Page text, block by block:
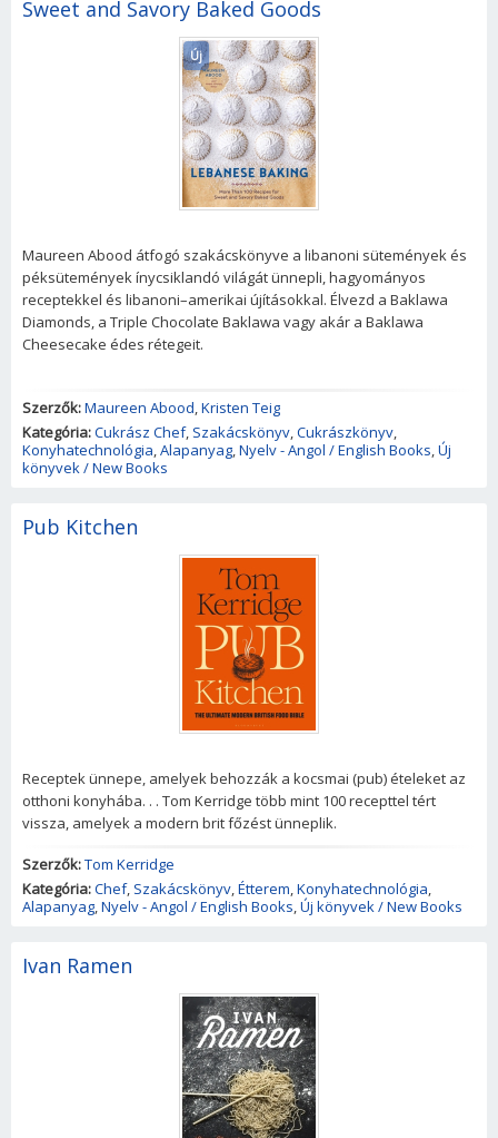
Sweet and Savory Baked Goods
Új
Maureen Abood átfogó szakácskönyve a libanoni sütemények és
péksütemények ínycsiklandó világát ünnepli, hagyományos
receptekkel és libanoni–amerikai újításokkal. Élvezd a Baklawa
Diamonds, a Triple Chocolate Baklawa vagy akár a Baklawa
Cheesecake édes rétegeit.
Szerzők:Maureen Abood,Kristen Teig
Kategória:Cukrász Chef, Szakácskönyv,Cukrászkönyv,
Konyhatechnológia,Alapanyag,Nyelv - Angol / English Books,Új
könyvek / New Books
Pub Kitchen
Receptek ünnepe, amelyek behozzák a kocsmai (pub) ételeket az
otthoni konyhába. . . Tom Kerridge több mint 100 recepttel tért
vissza, amelyek a modern brit főzést ünneplik.
Szerzők:Tom Kerridge
Kategória:Chef, Szakácskönyv,Étterem,Konyhatechnológia,
Alapanyag,Nyelv - Angol / English Books,Új könyvek / New Books
Ivan Ramen